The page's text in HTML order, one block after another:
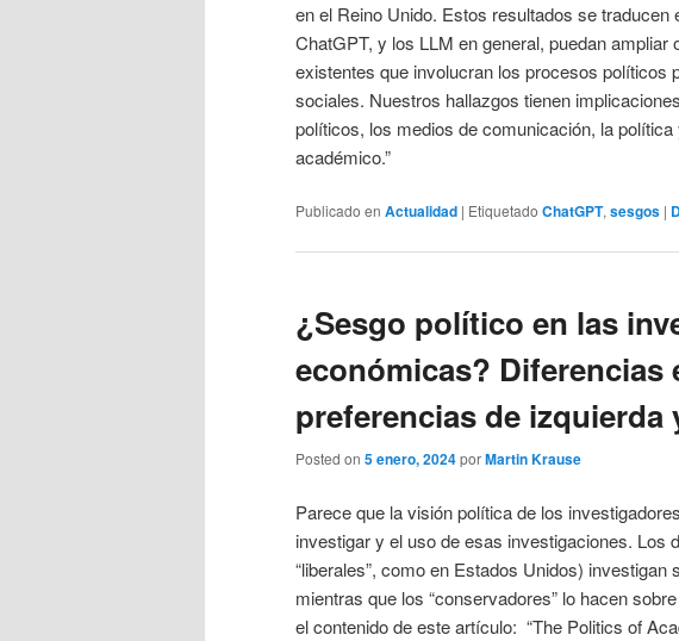
en el Reino Unido. Estos resultados se
ChatGPT, y los LLM en general, puedan
existentes que involucran los procesos políticos
sociales. Nuestros hallazgos tienen
políticos, los medios de comunicación, la
académico.”
Publicado en Actualidad | Etiquetado ChatGPT, sesgos |
¿Sesgo político en las
económicas? Diferencias
preferencias de izquierda
Posted on 5 enero, 2024porMartin Krause
Parece que la visión política de los
investigar y el uso de esas investigaciones. Los
“liberales”, como en Estados Unidos)
mientras que los “conservadores” lo hacen
el contenido de este artículo: “The Politics of